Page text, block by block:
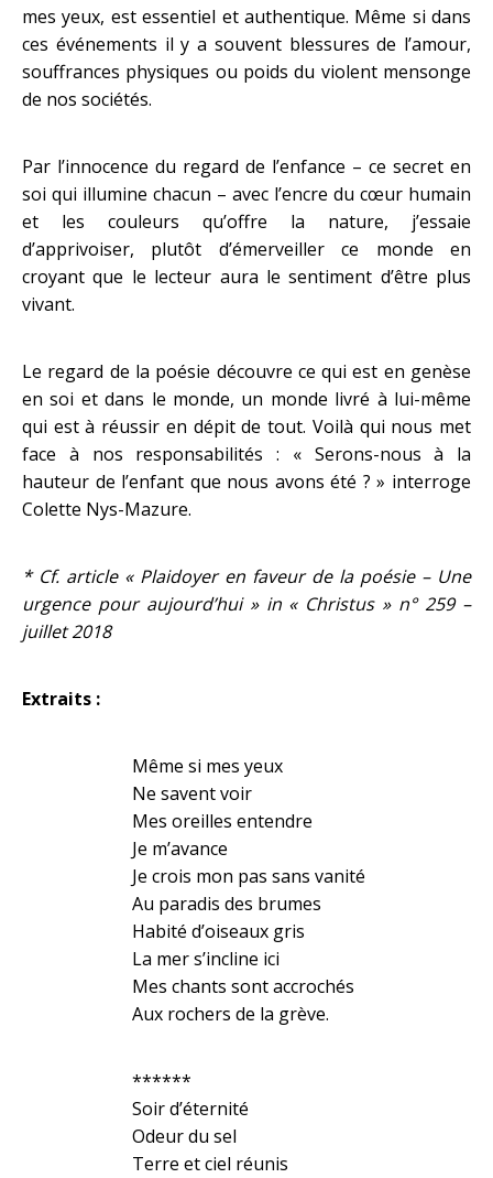
mes yeux, est essentiel et authentique. Même si dans
ces événements il y a souvent blessures de l’amour,
souffrances physiques ou poids du violent mensonge
de nos sociétés.
Par l’innocence du regard de l’enfance – ce secret en
soi qui illumine chacun – avec l’encre du cœur humain
et les couleurs qu’offre la nature, j’essaie
d’apprivoiser, plutôt d’émerveiller ce monde en
croyant que le lecteur aura le sentiment d’être plus
vivant.
Le regard de la poésie découvre ce qui est en genèse
en soi et dans le monde, un monde livré à lui-même
qui est à réussir en dépit de tout. Voilà qui nous met
face à nos responsabilités : « Serons-nous à la
hauteur de l’enfant que nous avons été ? » interroge
Colette Nys-Mazure.
* Cf. article « Plaidoyer en faveur de la poésie – Une
urgence pour aujourd’hui » in « Christus » n° 259 –
juillet 2018
Extraits :
Même si mes yeux
Ne savent voir
Mes oreilles entendre
Je m’avance
Je crois mon pas sans vanité
Au paradis des brumes
Habité d’oiseaux gris
La mer s’incline ici
Mes chants sont accrochés
Aux rochers de la grève.
******
Soir d’éternité
Odeur du sel
Terre et ciel réunis